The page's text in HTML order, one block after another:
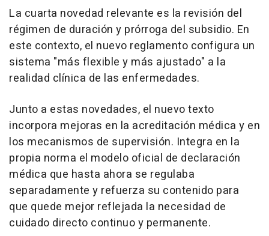
La cuarta novedad relevante es la revisión del
régimen de duración y prórroga del subsidio. En
este contexto, el nuevo reglamento configura un
sistema "más flexible y más ajustado" a la
realidad clínica de las enfermedades.
Junto a estas novedades, el nuevo texto
incorpora mejoras en la acreditación médica y en
los mecanismos de supervisión. Integra en la
propia norma el modelo oficial de declaración
médica que hasta ahora se regulaba
separadamente y refuerza su contenido para
que quede mejor reflejada la necesidad de
cuidado directo continuo y permanente.